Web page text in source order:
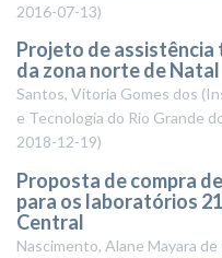
2016-07-13)
Projeto de assistência
da zona norte de Natal
Santos, Vitoria Gomes dos (
e Tecnologia do Rio Grande
2018-12-19)
Proposta de compra
para os laboratórios
Central
Nascimento, Alane Mayara